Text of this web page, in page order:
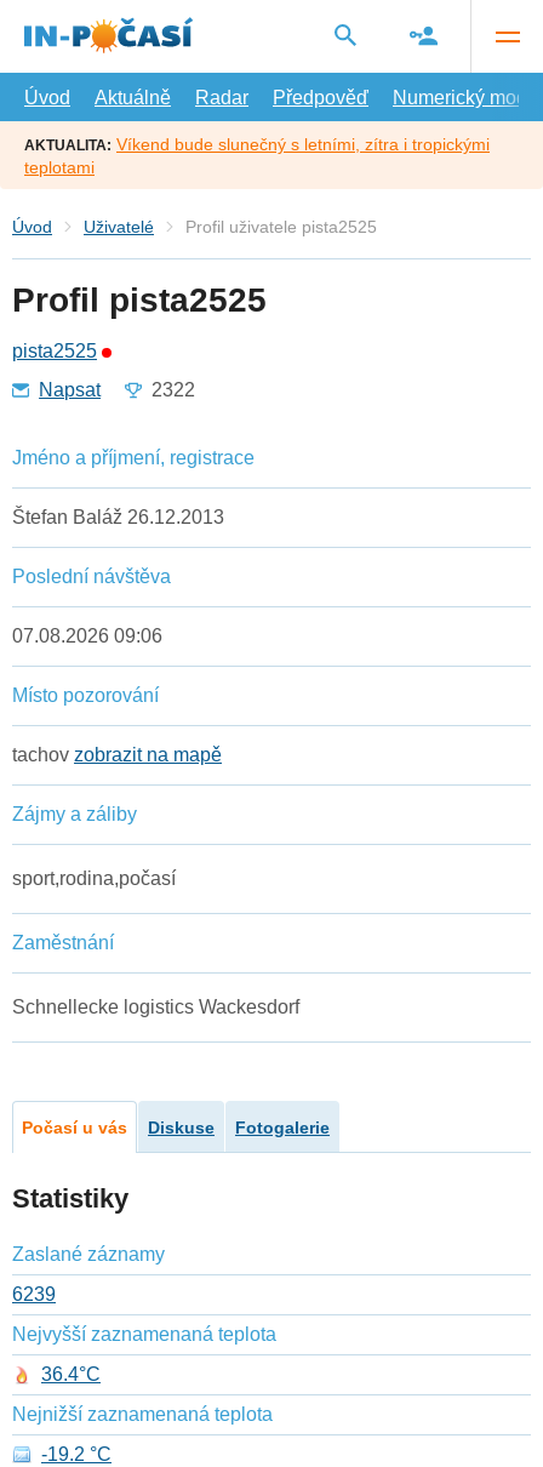
hlavní
Úvod
Aktuálně Radar Předpověď Numerický model
AKTUALITA: Víkend bude slunečný s letními, zítra i tropickými
teplotami
Úvod Uživatelé Profil uživatele pista2525
Profil pista2525
pista2525
Napsat
2322
Jméno a příjmení, registrace
Štefan Baláž 26.12.2013
Poslední návštěva
07.08.2026 09:06
Místo pozorování
tachov zobrazit na mapě
Zájmy a záliby
sport,rodina,počasí
Zaměstnání
Schnellecke logistics Wackesdorf
Počasí u vás Diskuse Fotogalerie
Statistiky
Zaslané záznamy
6239
Nejvyšší zaznamenaná teplota
36.4°C
Nejnižší zaznamenaná teplota
-19.2 °C